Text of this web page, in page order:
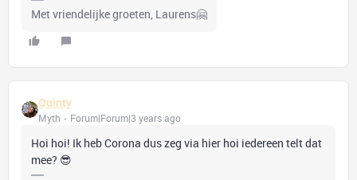
Met vriendelijke groeten, Laurens🤗
Quinty
Myth Forum|Forum|3 years ago
Hoi hoi! Ik heb Corona dus zeg via hier hoi iedereen telt dat
mee? 😎